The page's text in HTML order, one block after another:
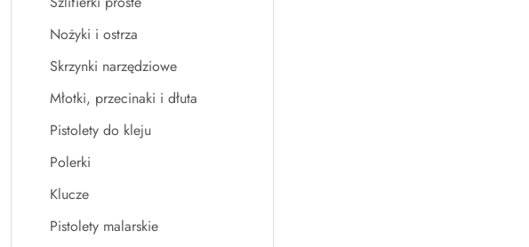
Nożyki i ostrza
Skrzynki narzędziowe
Młotki, przecinaki i dłuta
Pistolety do kleju
Polerki
Klucze
Pistolety malarskie